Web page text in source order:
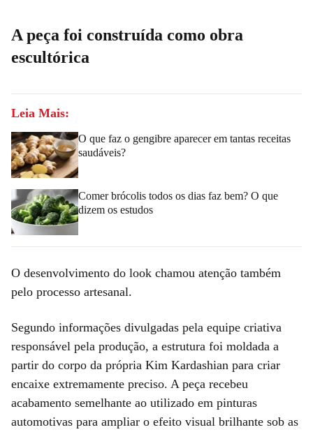
A peça foi construída como obra
escultórica
Leia Mais:
O que faz o gengibre aparecer em tantas receitas
saudáveis?
Comer brócolis todos os dias faz bem? O que
dizem os estudos
O desenvolvimento do look chamou atenção também
pelo processo artesanal.
Segundo informações divulgadas pela equipe criativa
responsável pela produção, a estrutura foi moldada a
partir do corpo da própria Kim Kardashian para criar
encaixe extremamente preciso. A peça recebeu
acabamento semelhante ao utilizado em pinturas
automotivas para ampliar o efeito visual brilhante sob as